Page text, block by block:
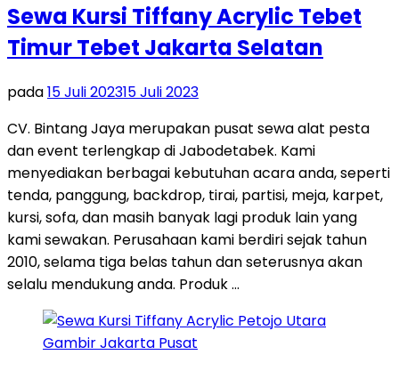
Sewa Kursi Tiffany Acrylic Tebet
Timur Tebet Jakarta Selatan
pada15 Juli 202315 Juli 2023
CV. Bintang Jaya merupakan pusat sewa alat pesta
dan event terlengkap di Jabodetabek. Kami
menyediakan berbagai kebutuhan acara anda, seperti
tenda, panggung, backdrop, tirai, partisi, meja, karpet,
kursi, sofa, dan masih banyak lagi produk lain yang
kami sewakan. Perusahaan kami berdiri sejak tahun
2010, selama tiga belas tahun dan seterusnya akan
selalu mendukung anda. Produk …